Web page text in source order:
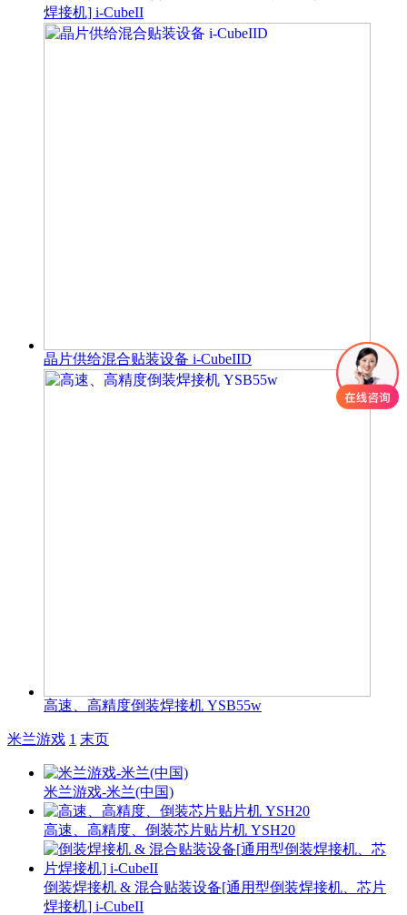
焊接机] i-CubeII
晶片供给混合贴装设备 i-CubeIID
高速、高精度倒装焊接机 YSB55w
米兰游戏 1 末页
米兰游戏-米兰(中国)
高速、高精度、倒装芯片贴片机 YSH20
倒装焊接机 & 混合贴装设备[通用型倒装焊接机、芯片
焊接机] i-CubeII